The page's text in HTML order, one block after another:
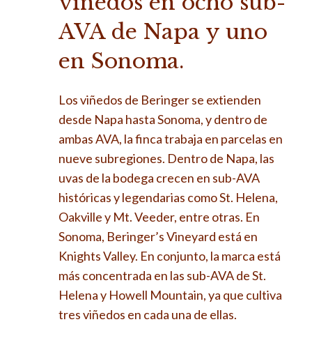
AVA de Napa y uno
en Sonoma.
Los viñedos de Beringer se extienden
desde Napa hasta Sonoma, y ​​dentro de
ambas AVA, la finca trabaja en parcelas en
nueve subregiones. Dentro de Napa, las
uvas de la bodega crecen en sub-AVA
históricas y legendarias como St. Helena,
Oakville y Mt. Veeder, entre otras. En
Sonoma, Beringer’s Vineyard está en
Knights Valley. En conjunto, la marca está
más concentrada en las sub-AVA de St.
Helena y Howell Mountain, ya que cultiva
tres viñedos en cada una de ellas.